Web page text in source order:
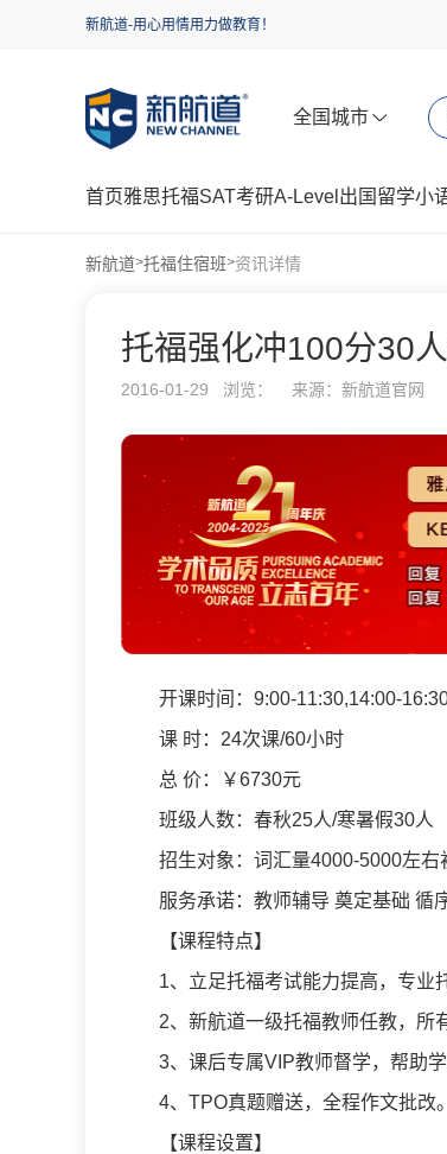
新航道-用心用情用力做教育！
全国城市
首页雅思托福SAT考研A-Level 出国留学小
新航道>托福住宿班>资讯详情
托福强化冲100分30人
2016-01-29 浏览： 来源：新航道官网
开课时间：9:00-11:30,14:00-
课 时：24次课/60小时
总 价：￥6730元
班级人数：春秋25人/寒暑假30人
招生对象：词汇量4000-5000左右
服务承诺：教师辅导 奠定基础 循
【课程特点】
1、立足托福考试能力提高，专业托
2、新航道一级托福教师任教，所有
3、课后专属VIP教师督学，帮助学
4、TPO真题赠送，全程作文批改。
【课程设置】